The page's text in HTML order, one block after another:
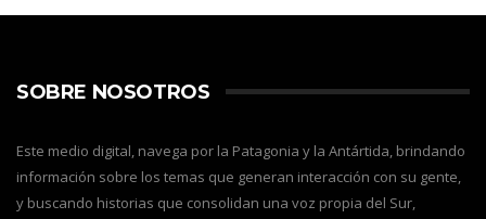
SOBRE NOSOTROS
Este medio digital, navega por la Patagonia y la Antártida, brindando
información sobre los temas que generan interacción con su gente,
y buscando historias que consolidan una voz propia del Sur,